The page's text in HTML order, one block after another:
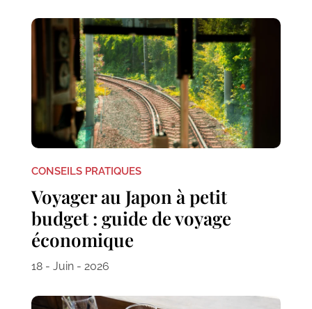
CONSEILS PRATIQUES
Voyager au Japon à petit
budget : guide de voyage
économique
18 - Juin - 2026